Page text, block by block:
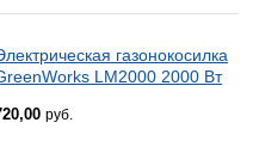
газонокосилка
LM2000 2000 Вт
руб.